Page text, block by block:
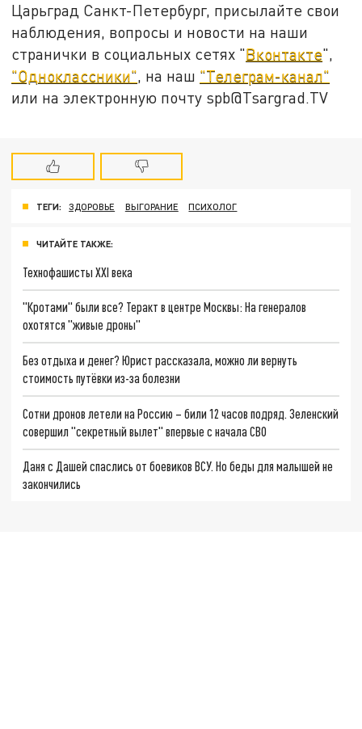
Царьград Санкт-Петербург, присылайте свои
наблюдения, вопросы и новости на наши
странички в социальных сетях "Вконтакте",
"Одноклассники", на наш "Телеграм-канал"
или на электронную почту spb@Tsargrad.TV
ТЕГИ: ЗДОРОВЬЕ ВЫГОРАНИЕ ПСИХОЛОГ
ЧИТАЙТЕ ТАКЖЕ:
Технофашисты XXI века
"Кротами" были все? Теракт в центре Москвы: На генералов
охотятся "живые дроны"
Без отдыха и денег? Юрист рассказала, можно ли вернуть
стоимость путёвки из-за болезни
Сотни дронов летели на Россию – били 12 часов подряд. Зеленский
совершил "секретный вылет" впервые с начала СВО
Даня с Дашей спаслись от боевиков ВСУ. Но беды для малышей не
закончились